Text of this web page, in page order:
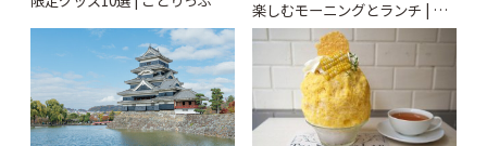
楽しむモーニングとランチ | こ
とりっぷ